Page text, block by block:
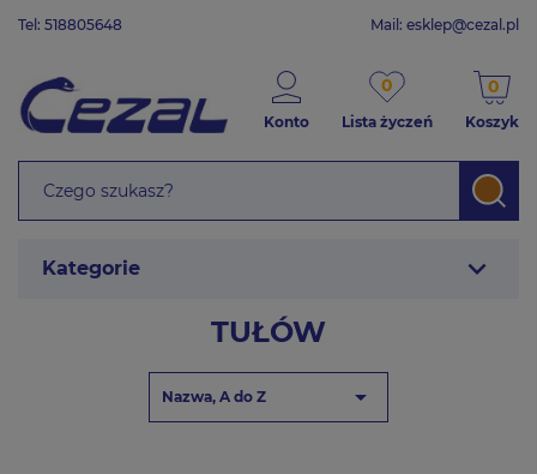
Tel: 518805648 Mail: esklep@cezal.pl
Konto
0
Lista życzeń
0
Koszyk
Kategorie expand_more
TUŁÓW
Nazwa, A do Z 